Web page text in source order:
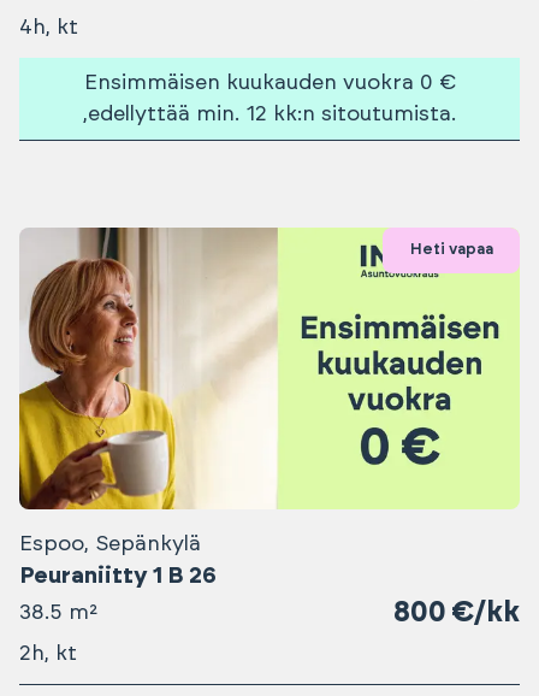
4h, kt
Ensimmäisen kuukauden vuokra 0 €
,edellyttää min. 12 kk:n sitoutumista.
Heti vapaa
Espoo, Sepänkylä
Peuraniitty 1 B 26
38.5 m² 800 €/kk
2h, kt